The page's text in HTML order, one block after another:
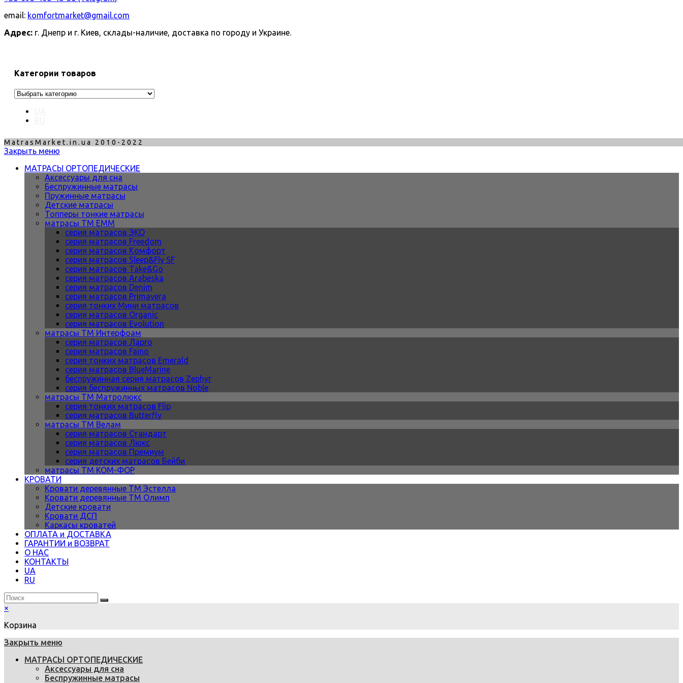
email: komfortmarket@gmail.com
Адрес: г. Днепр и г. Киев, склады-наличие, доставка по городу и Украине.
Категории товаров
MatrasMarket.in.ua 2010-2022
Закрыть меню
МАТРАСЫ ОРТОПЕДИЧЕСКИЕ
Аксессуары для сна
Беспружинные матрасы
Пружинные матрасы
Детские матрасы
Топперы тонкие матрасы
матрасы ТМ ЕММ
серия матрасов ЭКО
серия матрасов Freedom
серия матрасов Комфорт
серия матрасов Sleep&Fly SF
серия матрасов Take&Go
серия матрасов Arabeska
серия матрасов Denim
серия матрасов Primavera
серия тонких Мини матрасов
серия матрасов Organic
серия матрасов Evolution
матрасы ТМ Интерфоам
серия матрасов Ларго
серия матрасов Faino
серия тонких матрасов Emerald
серия матрасов BlueMarine
беспружинная серия матрасов Zephyr
серия беспружинных матрасов Noble
матрасы ТМ Матролюкс
серия тонких матрасов Flip
серия матрасов Butterfly
матрасы ТМ Велам
серия матрасов Стандарт
серия матрасов Люкс
серия матрасов Премиум
серия детских матрасов Бейби
матрасы ТМ КОМ-ФОР
КРОВАТИ
Кровати деревянные ТМ Эстелла
Кровати деревянные ТМ Олимп
Детские кровати
Кровати ДСП
Каркасы кроватей
ОПЛАТА и ДОСТАВКА
ГАРАНТИИ и ВОЗВРАТ
О НАС
КОНТАКТЫ
UA
RU
×
Корзина
Закрыть меню
МАТРАСЫ ОРТОПЕДИЧЕСКИЕ
Аксессуары для сна
Беспружинные матрасы